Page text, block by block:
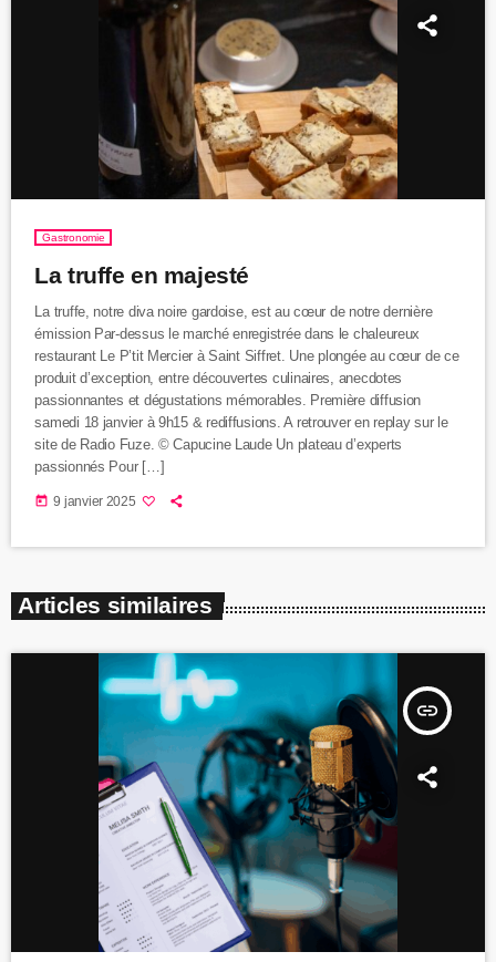
Gastronomie
La truffe en majesté
La truffe, notre diva noire gardoise, est au cœur de notre dernière
émission Par-dessus le marché enregistrée dans le chaleureux
restaurant Le P’tit Mercier à Saint Siffret. Une plongée au cœur de ce
produit d’exception, entre découvertes culinaires, anecdotes
passionnantes et dégustations mémorables. Première diffusion
samedi 18 janvier à 9h15 & rediffusions. A retrouver en replay sur le
site de Radio Fuze. © Capucine Laude Un plateau d’experts
passionnés Pour […]
today 9 janvier 2025
Articles similaires
insert_link